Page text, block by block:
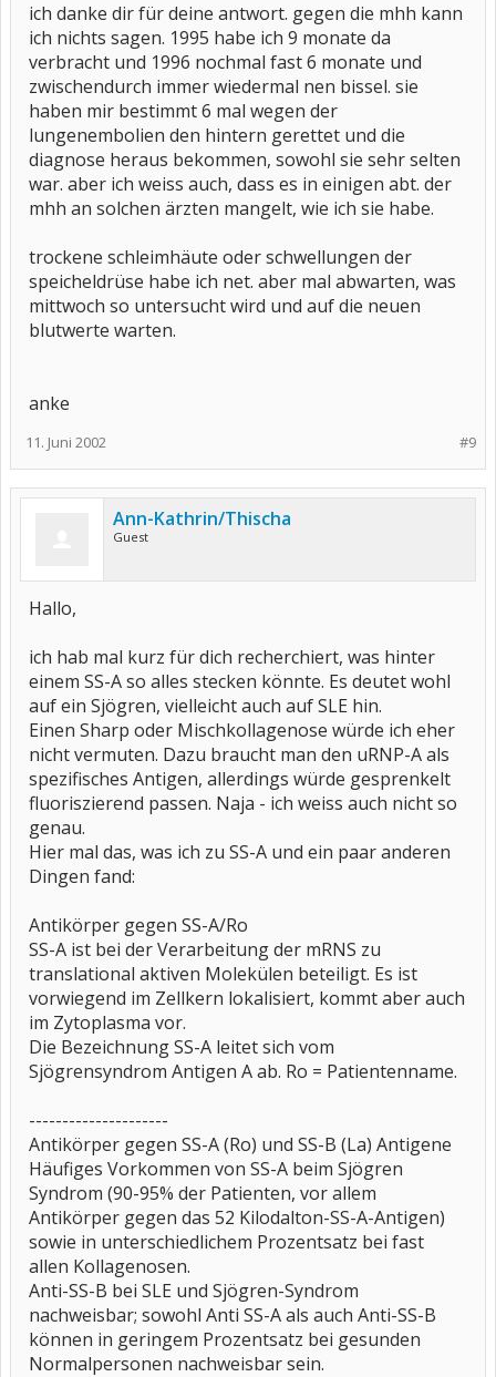
ich danke dir für deine antwort. gegen die mhh kann
ich nichts sagen. 1995 habe ich 9 monate da
verbracht und 1996 nochmal fast 6 monate und
zwischendurch immer wiedermal nen bissel. sie
haben mir bestimmt 6 mal wegen der
lungenembolien den hintern gerettet und die
diagnose heraus bekommen, sowohl sie sehr selten
war. aber ich weiss auch, dass es in einigen abt. der
mhh an solchen ärzten mangelt, wie ich sie habe.
trockene schleimhäute oder schwellungen der
speicheldrüse habe ich net. aber mal abwarten, was
mittwoch so untersucht wird und auf die neuen
blutwerte warten.
anke
#9
11. Juni 2002
Ann-Kathrin/Thischa
Guest
Hallo,
ich hab mal kurz für dich recherchiert, was hinter
einem SS-A so alles stecken könnte. Es deutet wohl
auf ein Sjögren, vielleicht auch auf SLE hin.
Einen Sharp oder Mischkollagenose würde ich eher
nicht vermuten. Dazu braucht man den uRNP-A als
spezifisches Antigen, allerdings würde gesprenkelt
fluoriszierend passen. Naja - ich weiss auch nicht so
genau.
Hier mal das, was ich zu SS-A und ein paar anderen
Dingen fand:
Antikörper gegen SS-A/Ro
SS-A ist bei der Verarbeitung der mRNS zu
translational aktiven Molekülen beteiligt. Es ist
vorwiegend im Zellkern lokalisiert, kommt aber auch
im Zytoplasma vor.
Die Bezeichnung SS-A leitet sich vom
Sjögrensyndrom Antigen A ab. Ro = Patientenname.
---------------------
Antikörper gegen SS-A (Ro) und SS-B (La) Antigene
Häufiges Vorkommen von SS-A beim Sjögren
Syndrom (90-95% der Patienten, vor allem
Antikörper gegen das 52 Kilodalton-SS-A-Antigen)
sowie in unterschiedlichem Prozentsatz bei fast
allen Kollagenosen.
Anti-SS-B bei SLE und Sjögren-Syndrom
nachweisbar; sowohl Anti SS-A als auch Anti-SS-B
können in geringem Prozentsatz bei gesunden
Normalpersonen nachweisbar sein.